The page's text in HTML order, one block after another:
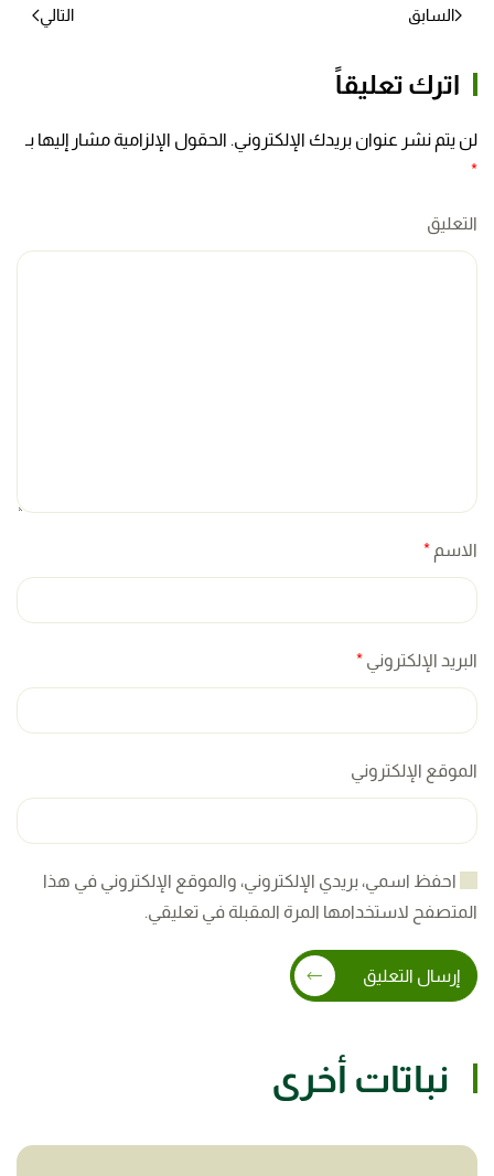
السابق التالي
اترك تعليقاً
لن يتم نشر عنوان بريدك الإلكتروني. الحقول الإلزامية مشار إليها بـ
*
التعليق
الاسم *
البريد الإلكتروني *
الموقع الإلكتروني
احفظ اسمي، بريدي الإلكتروني، والموقع الإلكتروني في هذا
المتصفح لاستخدامها المرة المقبلة في تعليقي.
إرسال التعليق
نباتات أخرى